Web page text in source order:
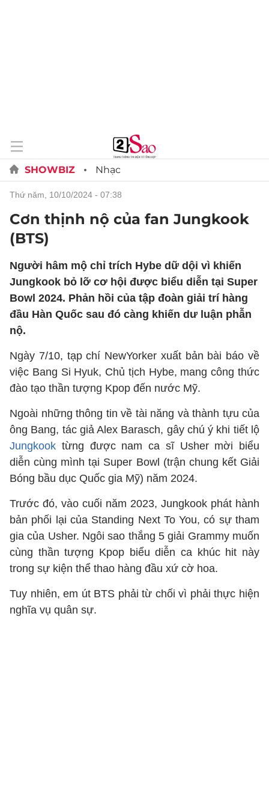
SHOWBIZ Nhạc
thứ năm, 10/10/2024 - 07:38
Cơn thịnh nộ của fan Jungkook
(BTS)
Người hâm mộ chỉ trích Hybe dữ dội vì khiến
Jungkook bỏ lỡ cơ hội được biểu diễn tại Super
Bowl 2024. Phản hồi của tập đoàn giải trí hàng
đầu Hàn Quốc sau đó càng khiến dư luận phẫn
nộ.
Ngày 7/10, tạp chí NewYorker xuất bản bài báo về
việc Bang Si Hyuk, Chủ tịch Hybe, mang công thức
đào tạo thần tượng Kpop đến nước Mỹ.
Ngoài những thông tin về tài năng và thành tựu của
ông Bang, tác giả Alex Barasch, gây chú ý khi tiết lộ
Jungkook từng được nam ca sĩ Usher mời biểu
diễn cùng mình tại Super Bowl (trận chung kết Giải
Bóng bầu dục Quốc gia Mỹ) năm 2024.
Trước đó, vào cuối năm 2023, Jungkook phát hành
bản phối lại của Standing Next To You, có sự tham
gia của Usher. Ngôi sao thắng 5 giải Grammy muốn
cùng thần tượng Kpop biểu diễn ca khúc hit này
trong sự kiện thể thao hàng đầu xứ cờ hoa.
Tuy nhiên, em út BTS phải từ chối vì phải thực hiện
nghĩa vụ quân sự.